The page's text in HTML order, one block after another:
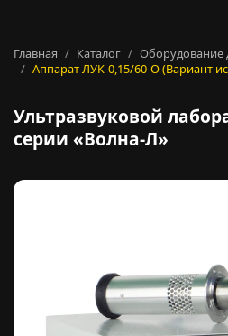
Главная Каталог
Оборудование
Аппарат ЛУК-0,15/60-О (Вариант
Ультразвуковой
серии «Волна-Л»